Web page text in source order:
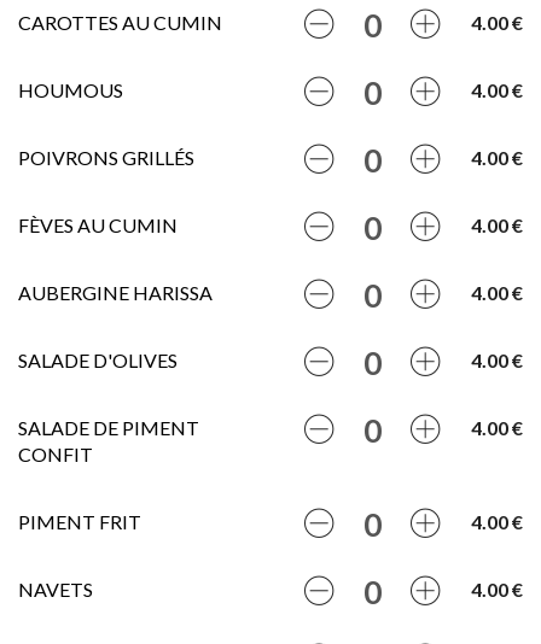
4.00 €
CAROTTES AU CUMIN
4.00 €
HOUMOUS
4.00 €
POIVRONS GRILLÉS
4.00 €
FÈVES AU CUMIN
4.00 €
AUBERGINE HARISSA
4.00 €
SALADE D'OLIVES
4.00 €
SALADE DE PIMENT
CONFIT
4.00 €
PIMENT FRIT
4.00 €
NAVETS